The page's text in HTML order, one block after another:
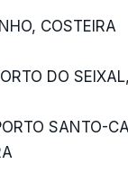
COSTEIRA
DO
SANTO-